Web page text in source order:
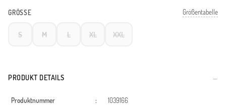
GRÖSSE Größentabelle
S M L XL XXL
PRODUKT DETAILS
Produktnummer :
1039166